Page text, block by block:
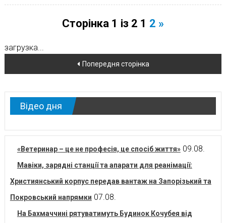
Сторінка 1 із 2 1 2 »
загрузка...
новинам
Попередня сторінка
Відео дня
«Ветеринар – це не професія, це спосіб життя» 09.08.
Мавіки, зарядні станції та апарати для реанімації:
Християнський корпус передав вантаж на Запорізький та
Покровський напрямки 07.08.
На Бахмаччині рятуватимуть Будинок Кочубея від